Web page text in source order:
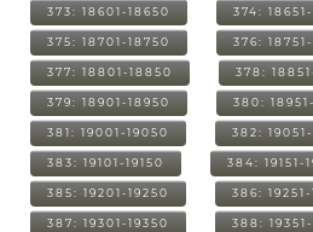
373: 18601-18650 374:
375: 18701-18750 376:
377: 18801-18850 378:
379: 18901-18950 380:
381: 19001-19050 382: 19051-
383: 19101-19150 384: 19151-
385: 19201-19250 386:
387: 19301-19350 388: